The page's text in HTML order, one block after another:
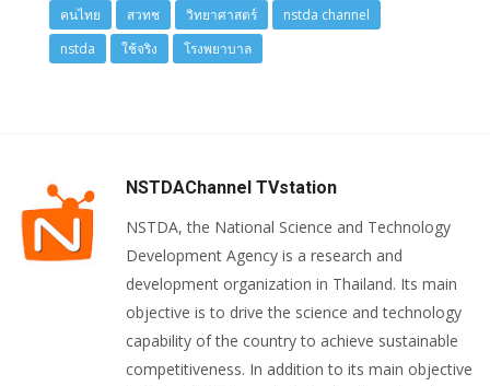
คนไทย
สวทช วิทยาศาสตร์
nstda channel
nstda
ใช้จริง โรงพยาบาล
NSTDAChannel TVstation
NSTDA, the National Science and Technology
Development Agency is a research and
development organization in Thailand. Its main
objective is to drive the science and technology
capability of the country to achieve sustainable
competitiveness. In addition to its main objective